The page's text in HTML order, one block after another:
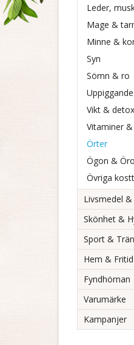
Leder,
Mage &
Minne &
Syn
Sömn & ro
Uppiggande
Vikt & detox
Vitaminer
Örter
Ögon &
Övriga
Livsmedel
Skönhet &
Sport &
Hem & Fritid
Fyndhörnan
Varumärke
Kampanjer